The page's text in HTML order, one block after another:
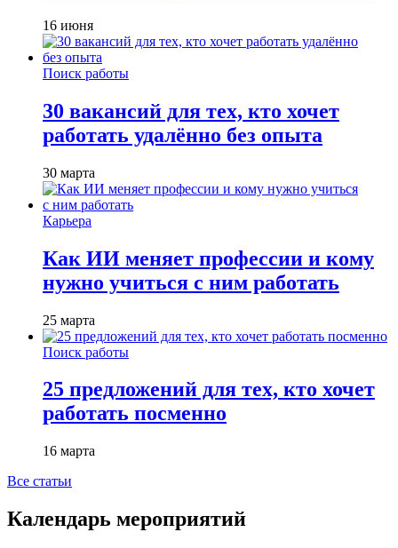
16 июня
Поиск работы
30 вакансий для тех, кто хочет
работать удалённо без опыта
30 марта
Карьера
Как ИИ меняет профессии и кому
нужно учиться с ним работать
25 марта
Поиск работы
25 предложений для тех, кто хочет
работать посменно
16 марта
Все статьи
Календарь мероприятий